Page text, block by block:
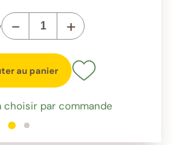
- +
au panier
choisir par commande
1sur 2 2sur 2